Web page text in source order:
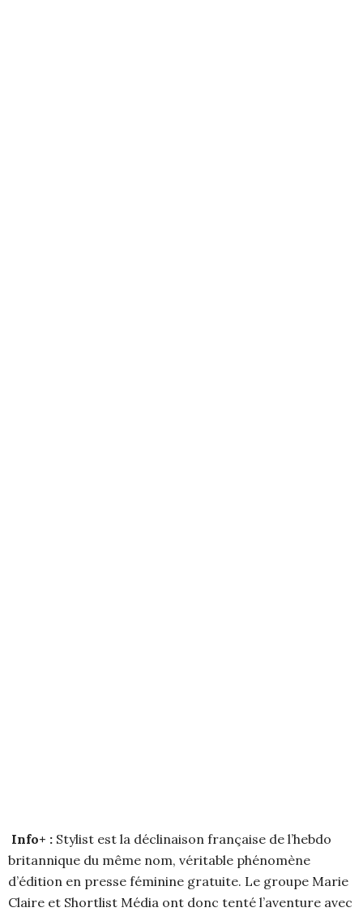
Info+ : Stylist est la déclinaison française de l’hebdo
britannique du même nom, véritable phénomène
d’édition en presse féminine gratuite. Le groupe Marie
Claire et Shortlist Média ont donc tenté l’aventure avec